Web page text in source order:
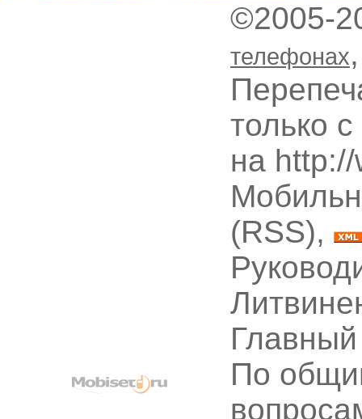
©2005-
телефонах
только
на
(RSS),
По